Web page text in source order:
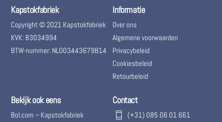
Kapstokfabriek
Copyright © 2021 Kapstokfabriek
KVK: 83034994
BTW-nummer: NL003443679B14
Informatie
Over ons
Algemene voorwaarden
Privacybeleid
Cookiesbeleid
Retourbeleid
Bekijk ook eens
Bol.com – Kapstokfabriek
Contact
(+31) 085 06 01 661